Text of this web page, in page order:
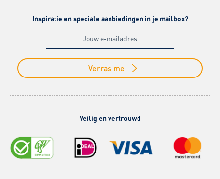
Inspiratie en speciale aanbiedingen in je mailbox?
Verras me
Veilig en vertrouwd